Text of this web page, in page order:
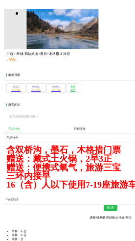
川西小环线 四姑娘山+墨石+木格措 3 日游
￥ 550起
出发日期
08-07
￥570起
08-08
￥570起
08-09
￥570起
更多
团期
游客问答
本产品暂无问答内容！
产品特色 行程安排
产品特色
含双桥沟，墨石，木格措门票
赠送：藏式土火锅，2早3正
赠送：便携式氧气，旅游三宝
三环内接早
16（含）人以下使用7-19座旅游
行程安排
第1天
成都-猫鼻梁-四姑娘山/小金/丹巴
早餐：不含
午餐：不含
晚餐：含